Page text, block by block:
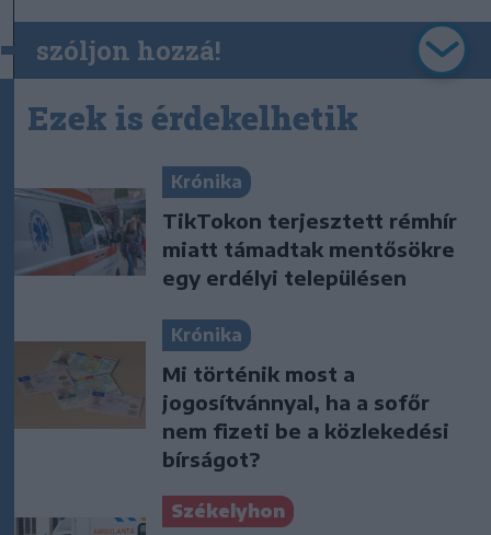
szóljon hozzá!
Ezek is érdekelhetik
Krónika
TikTokon terjesztett rémhír
miatt támadtak mentősökre
egy erdélyi településen
Krónika
Mi történik most a
jogosítvánnyal, ha a sofőr
nem fizeti be a közlekedési
bírságot?
Székelyhon